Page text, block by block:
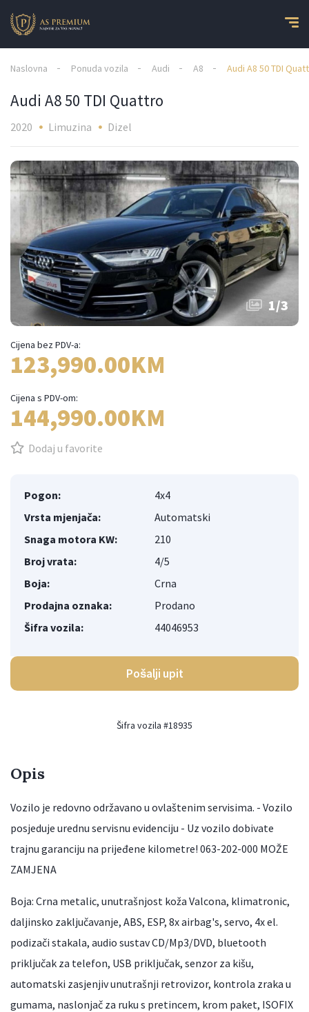
Naslovna Ponuda vozila Audi A8 Audi A8 50 TDI
Audi A8 50 TDI Quattro
2020 Limuzina Dizel
1/3
Cijena bez PDV-a:
123,990.00KM
Cijena s PDV-om:
144,990.00KM
Dodaj u favorite
Pogon:
4x4
Vrsta mjenjača:
Automatski
Snaga motora KW:
210
Broj vrata:
4/5
Boja:
Crna
Prodajna oznaka:
Prodano
Šifra vozila:
44046953
Pošalji upit
Šifra vozila #18935
Opis
Vozilo je redovno održavano u ovlaštenim servisima. - Vozilo
posjeduje urednu servisnu evidenciju - Uz vozilo dobivate
trajnu garanciju na prijeđene kilometre! 063-202-000 MOŽE
ZAMJENA
Boja: Crna metalic, unutrašnjost koža Valcona, klimatronic,
daljinsko zaključavanje, ABS, ESP, 8x airbag's, servo, 4x el.
podizači stakala, audio sustav CD/Mp3/DVD, bluetooth
priključak za telefon, USB priključak, senzor za kišu,
automatski zasjenjiv unutrašnji retrovizor, kontrola zraka u
gumama, naslonjač za ruku s pretincem, krom paket, ISOFIX